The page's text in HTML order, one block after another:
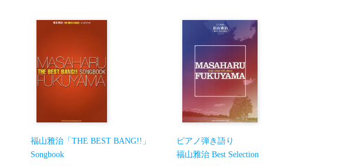
福山雅治「THE BEST BANG!!」
Songbook
ピアノ弾き語り
福山雅治 Best Selection